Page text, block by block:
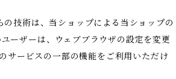
技術は、当ショップによる当ショップの
ーザーは、ウェブブラウザの設定を変更
ービスの一部の機能をご利用いただけ